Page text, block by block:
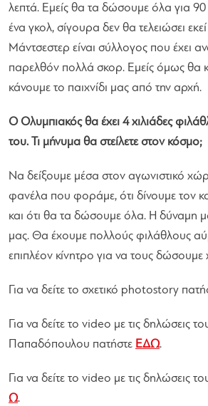
λεπτά. Εμείς θα τα δώσουμε όλα για
ένα γκολ, σίγουρα δεν θα τελειώσει
Μάντσεστερ είναι σύλλογος που έχει
παρελθόν πολλά σκορ. Εμείς όμως θα
κάνουμε το παιχνίδι μας από την αρχή.
Ο Ολυμπιακός θα έχει 4 χιλιάδες
του. Τι μήνυμα θα στείλετε στον κόσμο;
Να δείξουμε μέσα στον αγωνιστικό
φανέλα που φοράμε, ότι δίνουμε τον
και ότι θα τα δώσουμε όλα. Η δύναμη
μας. Θα έχουμε πολλούς φιλάθλους
επιπλέον κίνητρο για να τους
Για να δείτε το σχετικό photostory
Για να δείτε το video με τις δηλώσεις
Παπαδόπουλου πατήστε ΕΔΩ.
Για να δείτε το video με τις δηλώσεις
Ω.